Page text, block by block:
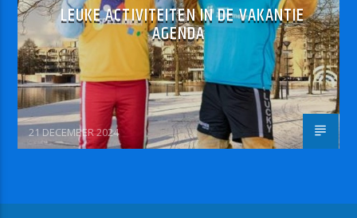
LEUKE ACTIVITEITEN IN DE VAKANTIE
AGENDA
21 DECEMBER 2024